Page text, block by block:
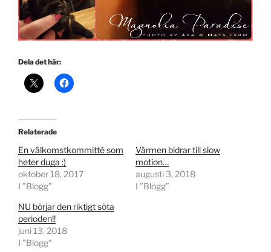
Dela det här:
Relaterade
En välkomstkommitté som
heter duga :)
oktober 18, 2017
I ”Blogg”
Värmen bidrar till slow
motion…
augusti 3, 2018
I ”Blogg”
NU börjar den riktigt söta
perioden!!
juni 13, 2018
I ”Blogg”